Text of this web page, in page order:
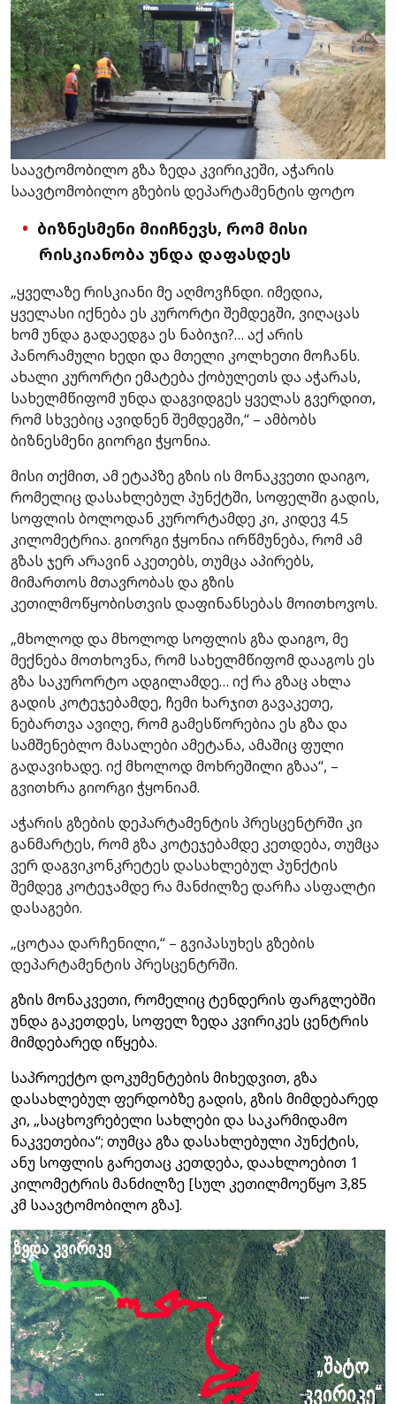
საავტომობილო გზა ზედა კვირიკეში, აჭარის
საავტომობილო გზების დეპარტამენტის ფოტო
ბიზნესმენი მიიჩნევს, რომ მისი
რისკიანობა უნდა დაფასდეს
„ყველაზე რისკიანი მე აღმოვჩნდი. იმედია,
ყველასი იქნება ეს კურორტი შემდეგში, ვიღაცას
ხომ უნდა გადაედგა ეს ნაბიჯი?… აქ არის
პანორამული ხედი და მთელი კოლხეთი მოჩანს.
ახალი კურორტი ემატება ქობულეთს და აჭარას,
სახელმწიფომ უნდა დაგვიდგეს ყველას გვერდით,
რომ სხვებიც ავიდნენ შემდეგში,“ – ამბობს
ბიზნესმენი გიორგი ჭყონია.
მისი თქმით, ამ ეტაპზე გზის ის მონაკვეთი დაიგო,
რომელიც დასახლებულ პუნქტში, სოფელში გადის,
სოფლის ბოლოდან კურორტამდე კი, კიდევ 4.5
კილომეტრია. გიორგი ჭყონია ირწმუნება, რომ ამ
გზას ჯერ არავინ აკეთებს, თუმცა აპირებს,
მიმართოს მთავრობას და გზის
კეთილმოწყობისთვის დაფინანსებას მოითხოვოს.
„მხოლოდ და მხოლოდ სოფლის გზა დაიგო, მე
მექნება მოთხოვნა, რომ სახელმწიფომ დააგოს ეს
გზა საკურორტო ადგილამდე… იქ რა გზაც ახლა
გადის კოტეჯებამდე, ჩემი ხარჯით გავაკეთე,
ნებართვა ავიღე, რომ გამესწორებია ეს გზა და
სამშენებლო მასალები ამეტანა, ამაშიც ფული
გადავიხადე. იქ მხოლოდ მოხრეშილი გზაა“, –
გვითხრა გიორგი ჭყონიამ.
აჭარის გზების დეპარტამენტის პრესცენტრში კი
განმარტეს, რომ გზა კოტეჯებამდე კეთდება, თუმცა
ვერ დაგვიკონკრეტეს დასახლებულ პუნქტის
შემდეგ კოტეჯამდე რა მანძილზე დარჩა ასფალტი
დასაგები.
„ცოტაა დარჩენილი,“ – გვიპასუხეს გზების
დეპარტამენტის პრესცენტრში.
გზის მონაკვეთი, რომელიც ტენდერის ფარგლებში
უნდა გაკეთდეს, სოფელ ზედა კვირიკეს ცენტრის
მიმდებარედ იწყება.
საპროექტო დოკუმენტების მიხედვით, გზა
დასახლებულ ფერდობზე გადის, გზის მიმდებარედ
კი, „საცხოვრებელი სახლები და საკარმიდამო
ნაკვეთებია“; თუმცა გზა დასახლებული პუნქტის,
ანუ სოფლის გარეთაც კეთდება, დაახლოებით 1
კილომეტრის მანძილზე [სულ კეთილმოეწყო 3,85
კმ საავტომობილო გზა].